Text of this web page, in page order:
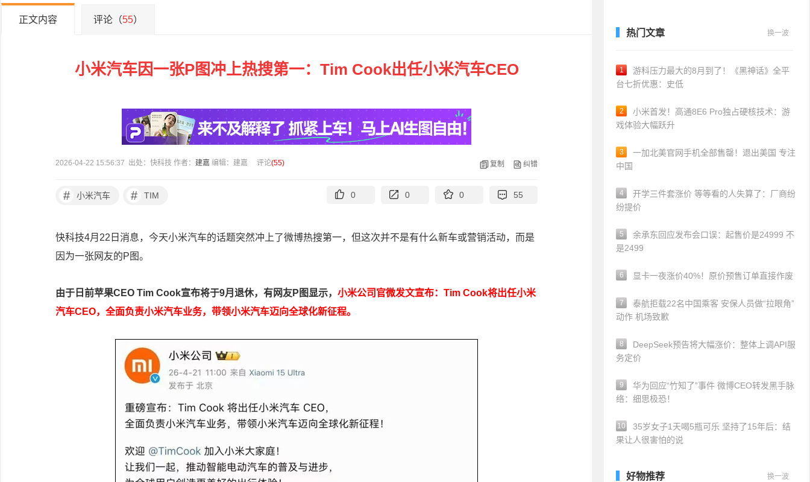
正文内容 评论（55）
小米汽车因一张P图冲上热搜第一：Tim Cook出任小米汽车CEO
2026-04-22 15:56:37 出处：快科技 作者： 建嘉 编辑：建嘉 评论(55) 复制 纠错
# 小米汽车 # TIM 0 0 0 55
快科技4月22日消息，今天小米汽车的话题突然冲上了微博热搜第一，但这次并不是有什么新车或营销活动，而是
因为一张网友的P图。
由于日前苹果CEO Tim Cook宣布将于9月退休，有网友P图显示， 小米公司官微发文宣布：Tim Cook将出任小米
汽车CEO，全面负责小米汽车业务，带领小米汽车迈向全球化新征程。
热门文章 换一波
1
游科压力最大的8月到了！《黑神话》全平
台七折优惠：史低
2
小米首发！高通8E6 Pro独占硬核技术：游
戏体验大幅跃升
3
一加北美官网手机全部售罄！退出美国 专注
中国
4
开学三件套涨价 等等看的人失算了：厂商纷
纷提价
5
余承东回应发布会口误：起售价是24999 不
是2499
6 显卡一夜涨价40%！原价预售订单直接作废
7
泰航拒载22名中国乘客 安保人员做“拉眼角”
动作 机场致歉
8
DeepSeek预告将大幅涨价：整体上调API服
务定价
9
华为回应“竹知了”事件 微博CEO转发黑手脉
络：细思极恐！
10
35岁女子1天喝5瓶可乐 坚持了15年后：结
果让人很害怕的说
好物推荐 换一波